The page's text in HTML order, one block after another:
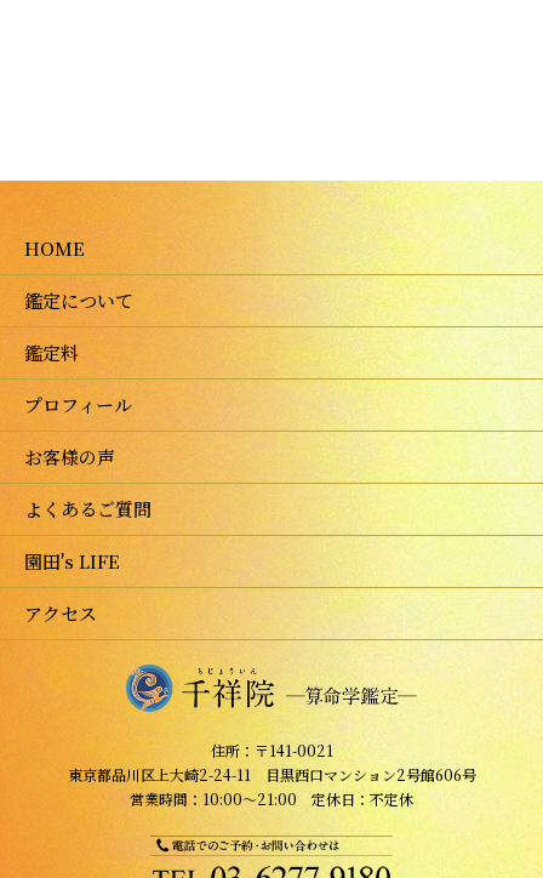
HOME
鑑定について
鑑定料
プロフィール
お客様の声
よくあるご質問
園田's LIFE
アクセス
住所：〒141-0021
東京都品川区上大崎2-24-11 目黒西口マンション2号館606号
営業時間：10:00～21:00 定休日：不定休